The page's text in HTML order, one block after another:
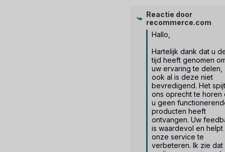
Reactie door
recommerce.com
Hallo,
Hartelijk dank dat u
tijd heeft genomen
uw ervaring te delen,
ook al is deze niet
bevredigend. Het spijt
ons oprecht te horen
u geen
producten heeft
ontvangen. Uw
is waardevol en helpt
onze service te
verbeteren. Ik zie dat